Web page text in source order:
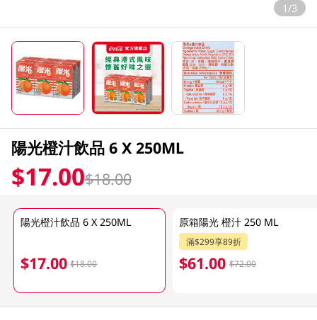
1/3
陽光橙汁飲品 6 X 250ML
$17.00$18.00
陽光橙汁飲品 6 X 250ML
$17.00 $18.00
原箱陽光 橙汁 250 ML
滿$299享89折
$61.00 $72.00